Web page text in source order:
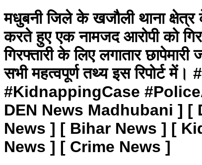
मधुबनी जिले के खजौली थाना
करते हुए एक नामजद आरोपी को
गिरफ्तारी के लिए लगातार
सभी महत्वपूर्ण तथ्य इस
#KidnappingCase
DEN News Madhubani ]
News ] [ Bihar News ] [
News ] [ Crime News ]